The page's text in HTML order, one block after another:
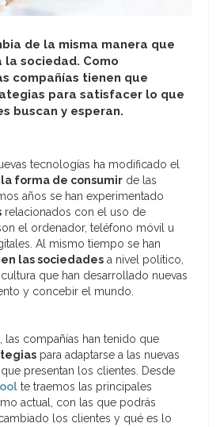
de la misma manera que
la sociedad. Como
compañías tienen que
para satisfacer lo que
buscan y esperan.
tecnologías ha modificado el
forma de consumir de las
años se han experimentado
relacionados con el uso de
el ordenador, teléfono móvil u
Al mismo tiempo se han
las sociedades a nivel político,
que han desarrollado nuevas
y concebir el mundo.
las compañías han tenido que
para adaptarse a las nuevas
presentan los clientes. Desde
te traemos las principales
actual, con las que podrás
los clientes y qué es lo